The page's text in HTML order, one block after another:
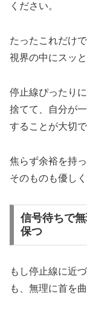
ください。
たったこれだけ
視界の中にスッ
停止線ぴったり
捨てて、自分が
することが大切で
焦らず余裕を持
そのものも優し
信号待ちで
保つ
もし停止線に近
も、無理に首を